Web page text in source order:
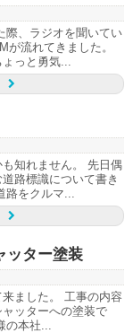
際、ラジオを聞いてい
が流れてきました。
っと勇気...
知れません。 先日偶
路標識について書き
をクルマ...
ッター塗装
ました。 工事の内容
ッターへの塗装で
本社...